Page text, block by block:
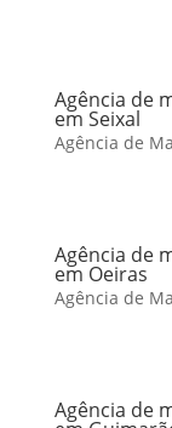
Agência de
em Seixal
Agência de
Agência de
em Oeiras
Agência de
Agência de